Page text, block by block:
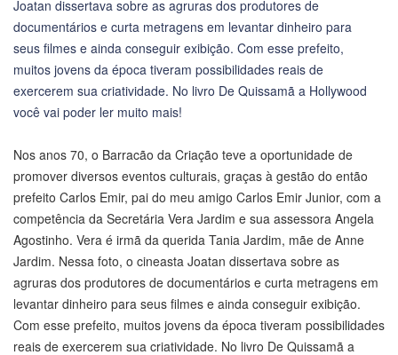
Nos anos 70, o Barracão da Criação teve a oportunidade de
promover diversos eventos culturais, graças à gestão do então
prefeito Carlos Emir, pai do meu amigo Carlos Emir Junior, com a
competência da Secretária Vera Jardim e sua assessora Angela
Agostinho. Vera é irmã da querida Tania Jardim, mãe de Anne
Jardim. Nessa foto, o cineasta Joatan dissertava sobre as
agruras dos produtores de documentários e curta metragens em
levantar dinheiro para seus filmes e ainda conseguir exibição.
Com esse prefeito, muitos jovens da época tiveram possibilidades
reais de exercerem sua criatividade. No livro De Quissamã a